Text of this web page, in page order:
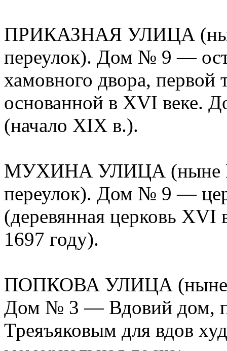
ПРИКАЗНАЯ УЛИЦА
переулок). Дом № 9 —
хамовного двора, первой
основанной в XVI веке.
(начало XIX в.).
МУХИНА УЛИЦА (ныне
переулок). Дом № 9 —
(деревянная церковь XVI
1697 году).
ПОПКОВА УЛИЦА (ныне
Дом № 3 — Вдовий дом,
Треяъяковым для вдов